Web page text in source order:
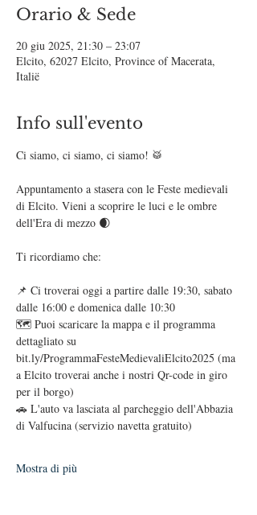
Orario & Sede
20 giu 2025, 21:30 – 23:07
Elcito, 62027 Elcito, Province of Macerata,
Italië
Info sull'evento
Ci siamo, ci siamo, ci siamo! 🥁
Appuntamento a stasera con le Feste medievali
di Elcito. Vieni a scoprire le luci e le ombre
dell'Era di mezzo 🌒
Ti ricordiamo che:
📌 Ci troverai oggi a partire dalle 19:30, sabato
dalle 16:00 e domenica dalle 10:30
🗺️ Puoi scaricare la mappa e il programma
dettagliato su
bit.ly/ProgrammaFesteMedievaliElcito2025 (ma
a Elcito troverai anche i nostri Qr-code in giro
per il borgo)
🚗 L'auto va lasciata al parcheggio dell'Abbazia
di Valfucina (servizio navetta gratuito)
Mostra di più